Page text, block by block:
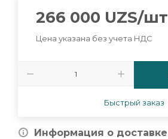
266 000 UZS/шт
Цена указана без учета НДС
Быстрый заказ
Информация о доставке